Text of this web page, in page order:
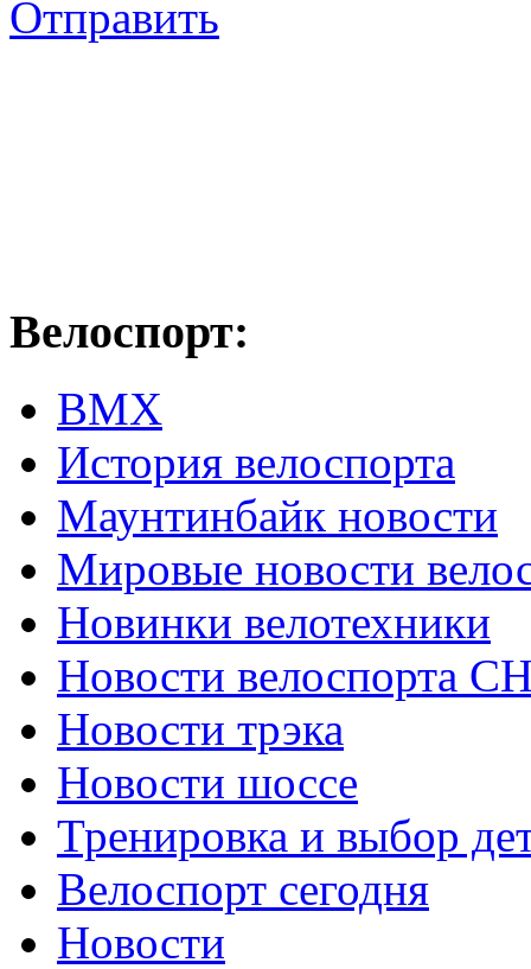
Отправить
Велоспорт:
ВМХ
История велоспорта
Маунтинбайк новости
Мировые новости
Новинки велотехники
Новости велоспорта
Новости трэка
Новости шоссе
Тренировка и выбор
Велоспорт сегодня
Новости